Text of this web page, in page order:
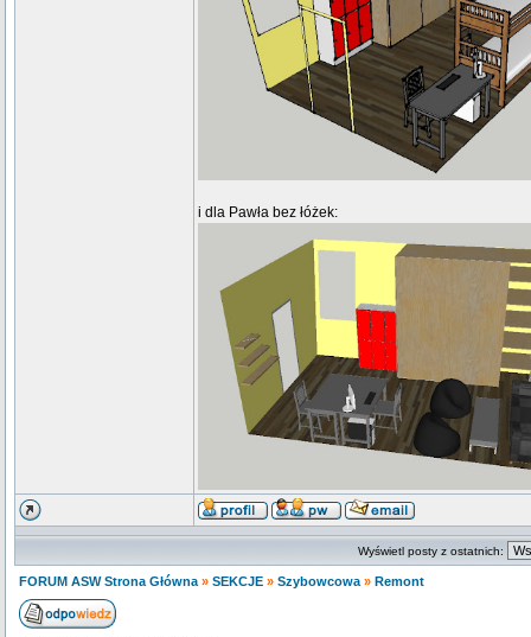
i dla Pawła bez łóżek:
Wyświetl posty z ostatnich:
FORUM ASW Strona Główna » SEKCJE » Szybowcowa » Remont